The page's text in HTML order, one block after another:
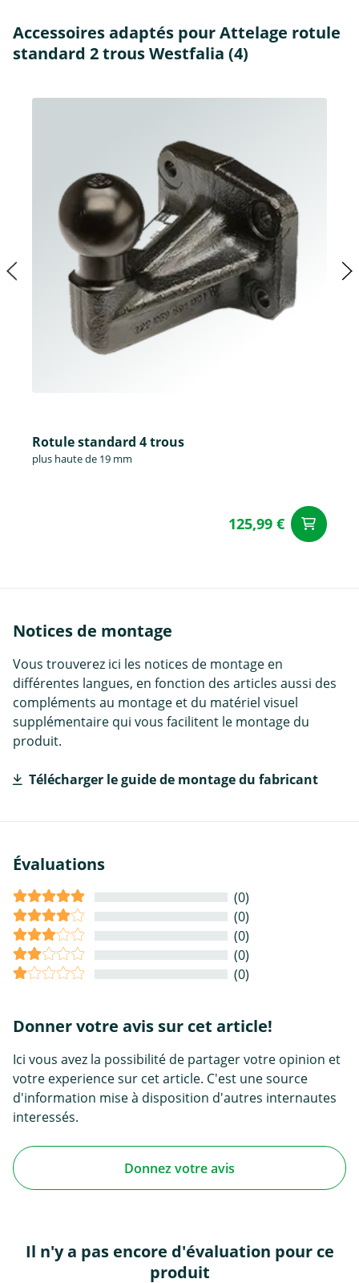
Accessoires adaptés pour Attelage rotule
standard 2 trous Westfalia (4)
Rotule standard 4 trous
plus haute de 19 mm
125,99 €
Notices de montage
Vous trouverez ici les notices de montage en
différentes langues, en fonction des articles aussi des
compléments au montage et du matériel visuel
supplémentaire qui vous facilitent le montage du
produit.
Télécharger le guide de montage du fabricant
Évaluations
(0)
(0)
(0)
(0)
(0)
Donner votre avis sur cet article!
Ici vous avez la possibilité de partager votre opinion et
votre experience sur cet article. C'est une source
d'information mise à disposition d'autres internautes
interessés.
Donnez votre avis
Il n'y a pas encore d'évaluation pour ce
produit